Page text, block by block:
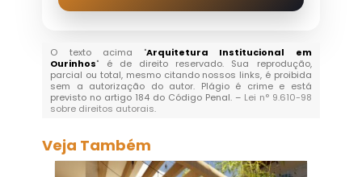
O texto acima "Arquitetura Institucional em
Ourinhos" é de direito reservado. Sua reprodução,
parcial ou total, mesmo citando nossos links, é proibida
sem a autorização do autor. Plágio é crime e está
previsto no artigo 184 do Código Penal. – Lei n° 9.610-98
sobre direitos autorais.
Veja Também